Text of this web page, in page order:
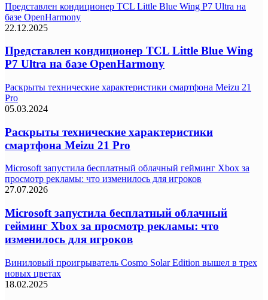
Представлен кондиционер TCL Little Blue Wing P7 Ultra на
базе OpenHarmony
22.12.2025
Представлен кондиционер TCL Little Blue Wing
P7 Ultra на базе OpenHarmony
Раскрыты технические характеристики смартфона Meizu 21
Pro
05.03.2024
Раскрыты технические характеристики
смартфона Meizu 21 Pro
Microsoft запустила бесплатный облачный гейминг Xbox за
просмотр рекламы: что изменилось для игроков
27.07.2026
Microsoft запустила бесплатный облачный
гейминг Xbox за просмотр рекламы: что
изменилось для игроков
Виниловый проигрыватель Cosmo Solar Edition вышел в трех
новых цветах
18.02.2025